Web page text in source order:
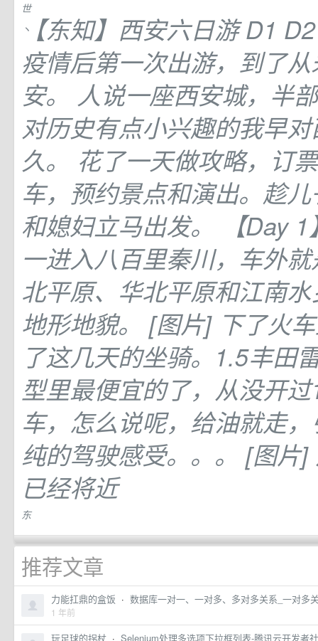
世
丶
【东知】西安六日游 D1 D2
疫情后第一次出游，到了
安。 人说一座西安城，半
对历史有点小兴趣的我早
久。 花了一天做攻略，订
车，预约景点和演出。趁
和媳妇立马出发。 【Day
一进入八百里秦川，车外
北平原、华北平原和江南
地形地貌。 [图片] 下了火
了这几天的坐骑。1.5丰田
型里最便宜的了，从没开
车，怎么说呢，给油就走
纯的驾驶感受。。。 [图片
已经将近
东
知
知
推荐文章
力能扛鼎的盒饭 · 数据库一对一、一对多、多对多关系_一对多
1 年前
玩足球的拐杖 · Selenium处理多选项下拉框列表-腾讯云开发者